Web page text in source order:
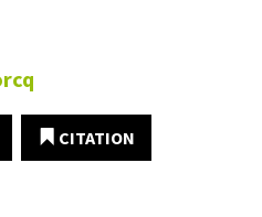
CITATION